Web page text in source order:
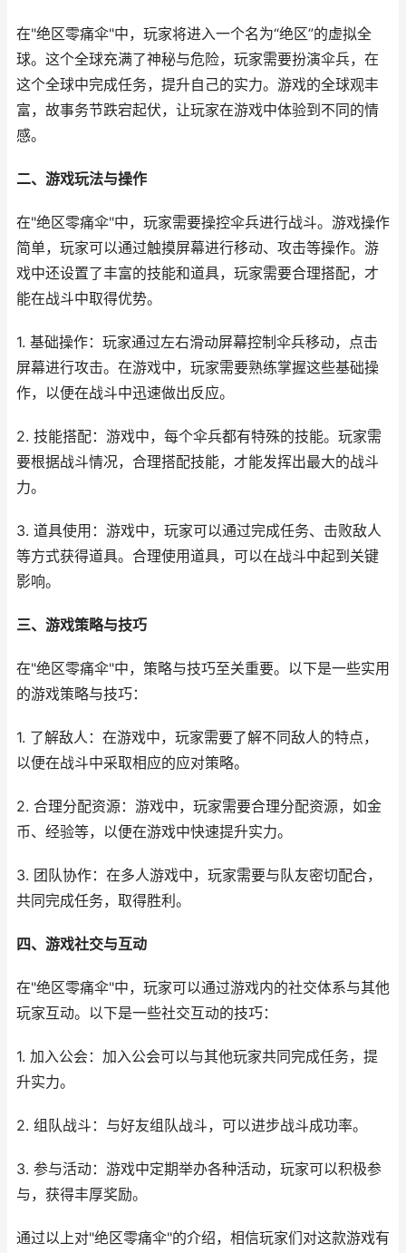
在"绝区零痛伞"中，玩家将进入一个名为“绝区”的虚拟全
球。这个全球充满了神秘与危险，玩家需要扮演伞兵，在
这个全球中完成任务，提升自己的实力。游戏的全球观丰
富，故事务节跌宕起伏，让玩家在游戏中体验到不同的情
感。
二、游戏玩法与操作
在"绝区零痛伞"中，玩家需要操控伞兵进行战斗。游戏操作
简单，玩家可以通过触摸屏幕进行移动、攻击等操作。游
戏中还设置了丰富的技能和道具，玩家需要合理搭配，才
能在战斗中取得优势。
1. 基础操作：玩家通过左右滑动屏幕控制伞兵移动，点击
屏幕进行攻击。在游戏中，玩家需要熟练掌握这些基础操
作，以便在战斗中迅速做出反应。
2. 技能搭配：游戏中，每个伞兵都有特殊的技能。玩家需
要根据战斗情况，合理搭配技能，才能发挥出最大的战斗
力。
3. 道具使用：游戏中，玩家可以通过完成任务、击败敌人
等方式获得道具。合理使用道具，可以在战斗中起到关键
影响。
三、游戏策略与技巧
在"绝区零痛伞"中，策略与技巧至关重要。以下是一些实用
的游戏策略与技巧：
1. 了解敌人：在游戏中，玩家需要了解不同敌人的特点，
以便在战斗中采取相应的应对策略。
2. 合理分配资源：游戏中，玩家需要合理分配资源，如金
币、经验等，以便在游戏中快速提升实力。
3. 团队协作：在多人游戏中，玩家需要与队友密切配合，
共同完成任务，取得胜利。
四、游戏社交与互动
在"绝区零痛伞"中，玩家可以通过游戏内的社交体系与其他
玩家互动。以下是一些社交互动的技巧：
1. 加入公会：加入公会可以与其他玩家共同完成任务，提
升实力。
2. 组队战斗：与好友组队战斗，可以进步战斗成功率。
3. 参与活动：游戏中定期举办各种活动，玩家可以积极参
与，获得丰厚奖励。
通过以上对"绝区零痛伞"的介绍，相信玩家们对这款游戏有